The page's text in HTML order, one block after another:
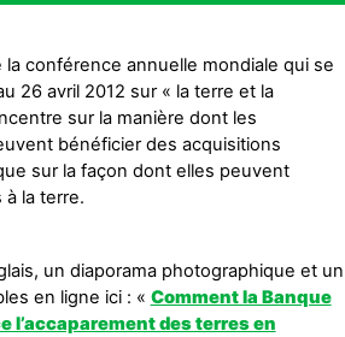
la conférence annuelle mondiale qui se
26 avril 2012 sur « la terre et la
sur la manière dont les
bénéficier des acquisitions
sur la façon dont elles peuvent
à la terre.
un diaporama photographique et un
en ligne ici : « Comment la Banque
l’accaparement des terres en